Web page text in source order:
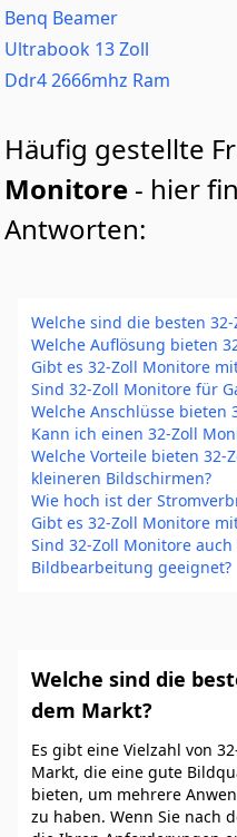
Benq Beamer
Ultrabook 13 Zoll
Ddr4 2666mhz Ram
Häufig gestellte
Monitore - hier
Antworten:
Welche sind die besten
Welche Auflösung bieten
Gibt es 32-Zoll Monitore
Sind 32-Zoll Monitore für
Welche Anschlüsse bieten
Kann ich einen 32-Zoll
Welche Vorteile bieten
kleineren Bildschirmen?
Wie hoch ist der
Gibt es 32-Zoll Monitore
Sind 32-Zoll Monitore
Bildbearbeitung geeignet?
Welche sind die
dem Markt?
Es gibt eine Vielzahl von
Markt, die eine gute
bieten, um mehrere
zu haben. Wenn Sie nach